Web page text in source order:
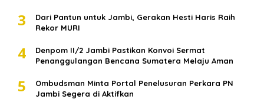
3
Dari Pantun untuk Jambi, Gerakan Hesti Haris Raih
Rekor MURI
4
Denpom II/2 Jambi Pastikan Konvoi Sermat
Penanggulangan Bencana Sumatera Melaju Aman
5
Ombudsman Minta Portal Penelusuran Perkara PN
Jambi Segera di Aktifkan